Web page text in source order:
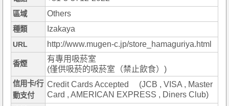
區域 Others
種類 Izakaya
URL http://www.mugen-c.jp/store_hamaguriya.html
香煙
有專用吸菸室
(僅供吸菸的吸菸室（禁止飲食）)
信用卡/行
動支付
Credit Cards Accepted (JCB , VISA , Master
Card , AMERICAN EXPRESS , Diners Club)